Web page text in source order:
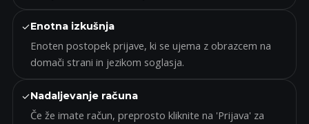
✓Enotna izkušnja
Enoten postopek prijave, ki se ujema z obrazcem na
domači strani in jezikom soglasja.
✓Nadaljevanje računa
Če že imate račun, preprosto kliknite na 'Prijava' za